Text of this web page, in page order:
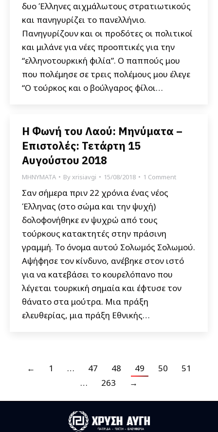
δυο Έλληνες αιχμάλωτους στρατιωτικούς
και πανηγυρίζει το πανελλήνιο.
Πανηγυρίζουν και οι προδότες οι πολιτικοί
και μιλάνε για νέες προοπτικές για την
“ελληνοτουρκική φιλία”. Ο παππούς μου
που πολέμησε σε τρεις πολέμους μου έλεγε
“Ο τούρκος και ο βούλγαρος φίλοι…
Η Φωνή του Λαού: Μηνύματα –
Επιστολές: Τετάρτη 15
Αυγούστου 2018
ΜΗΝΥΜΑΤΑ Byxrisiavgi 15/08/2018 1 Comment
Σαν σήμερα πριν 22 χρόνια ένας νέος
Έλληνας (στο σώμα και την ψυχή)
δολοφονήθηκε εν ψυχρώ από τους
τούρκους κατακτητές στην πράσινη
γραμμή. Το όνομα αυτού Σολωμός Σολωμού.
Αψήφησε τον κίνδυνο, ανέβηκε στον ιστό
για να κατεβάσει το κουρελόπανο που
λέγεται τουρκική σημαία και έφτυσε τον
θάνατο στα μούτρα. Μια πράξη
ελευθερίας, μια πράξη Εθνικής…
← 1 … 47 48 49 50
51
…
263 →